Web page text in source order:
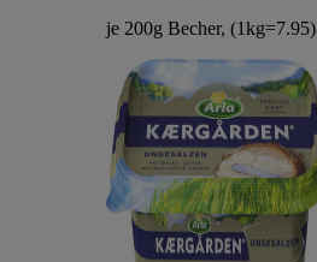
je 200g Becher, (1kg=7.95)